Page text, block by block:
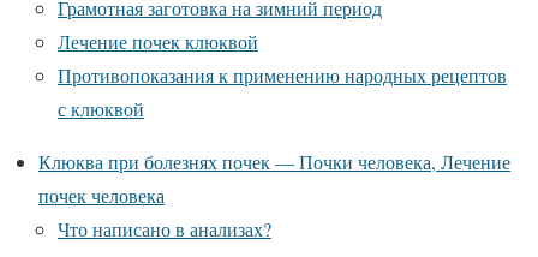
Грамотная заготовка на зимний период
Лечение почек клюквой
Противопоказания к применению народных рецептов
с клюквой
Клюква при болезнях почек — Почки человека, Лечение
почек человека
Что написано в анализах?